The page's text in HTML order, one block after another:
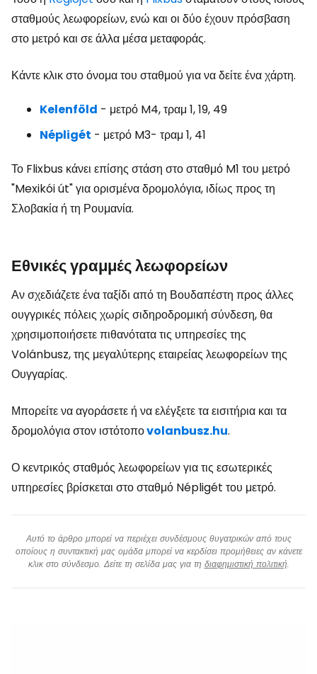
σταθμούς λεωφορείων, ενώ και οι δύο έχουν πρόσβαση
στο μετρό και σε άλλα μέσα μεταφοράς.
Κάντε κλικ στο όνομα του σταθμού για να δείτε ένα χάρτη.
Kelenföld - μετρό M4, τραμ 1, 19, 49
Népligét - μετρό M3- τραμ 1, 41
Το Flixbus κάνει επίσης στάση στο σταθμό M1 του μετρό
"Mexikói út" για ορισμένα δρομολόγια, ιδίως προς τη
Σλοβακία ή τη Ρουμανία.
Εθνικές γραμμές λεωφορείων
Αν σχεδιάζετε ένα ταξίδι από τη Βουδαπέστη προς άλλες
ουγγρικές πόλεις χωρίς σιδηροδρομική σύνδεση, θα
χρησιμοποιήσετε πιθανότατα τις υπηρεσίες της
Volánbusz, της μεγαλύτερης εταιρείας λεωφορείων της
Ουγγαρίας.
Μπορείτε να αγοράσετε ή να ελέγξετε τα εισιτήρια και τα
δρομολόγια στον ιστότοποvolanbusz.hu.
Ο κεντρικός σταθμός λεωφορείων για τις εσωτερικές
υπηρεσίες βρίσκεται στο σταθμό Népligét του μετρό.
Αυτό το άρθρο μπορεί να περιέχει συνδέσμους θυγατρικών από τους
οποίους η συντακτική μας ομάδα μπορεί να κερδίσει προμήθειες αν κάνετε
κλικ στο σύνδεσμο. Δείτε τη σελίδα μας για τη διαφημιστική πολιτική.